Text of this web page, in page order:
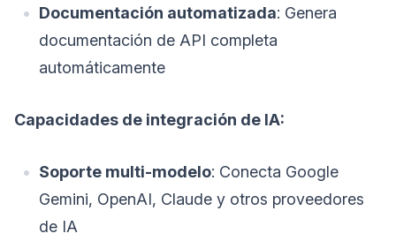
Documentación automatizada: Genera
documentación de API completa
automáticamente
Capacidades de integración de IA:
Soporte multi-modelo: Conecta Google
Gemini, OpenAI, Claude y otros proveedores
de IA